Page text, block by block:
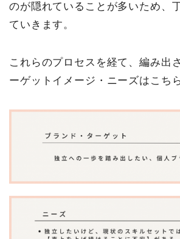
のが隠れていることが多いため、
ていきます。
これらのプロセスを経て、編み出
ーゲットイメージ・ニーズはこち